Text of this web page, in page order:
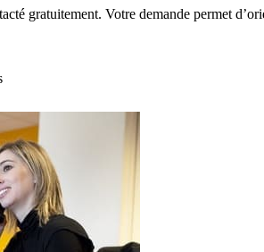
gratuitement. Votre demande permet